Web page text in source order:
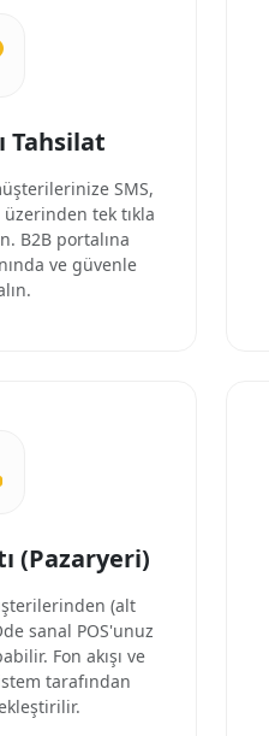
Tahsilat
SMS,
tek tıkla
B2B portalına
ve güvenle
(Pazaryeri)
(alt
sanal POS'unuz
Fon akışı ve
tarafından